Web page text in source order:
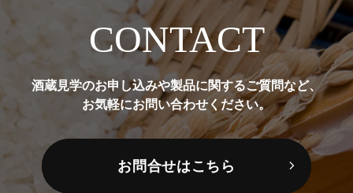
CONTACT
酒蔵見学のお申し込みや製品に関するご質問など、
お気軽にお問い合わせください。
お問合せはこちら